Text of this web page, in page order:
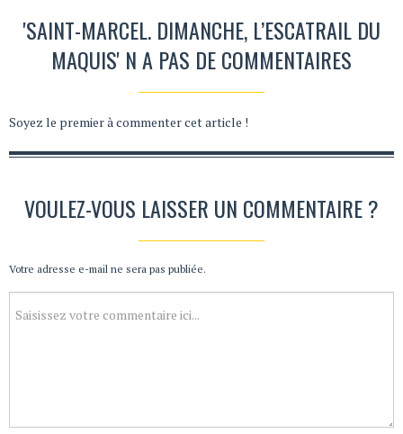
'SAINT-MARCEL. DIMANCHE, L’ESCATRAIL DU
MAQUIS' N A PAS DE COMMENTAIRES
Soyez le premier à commenter cet article !
VOULEZ-VOUS LAISSER UN COMMENTAIRE ?
Votre adresse e-mail ne sera pas publiée.